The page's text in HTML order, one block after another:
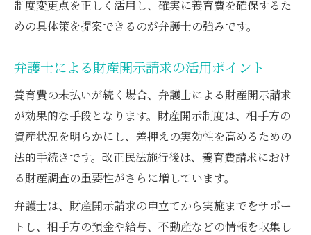
制度変更点を正しく活用し、確実に養育費を確保するた
めの具体策を提案できるのが弁護士の強みです。
弁護士による財産開示請求の活用ポイント
養育費の未払いが続く場合、弁護士による財産開示請求
が効果的な手段となります。財産開示制度は、相手方の
資産状況を明らかにし、差押えの実効性を高めるための
法的手続きです。改正民法施行後は、養育費請求におけ
る財産調査の重要性がさらに増しています。
弁護士は、財産開示請求の申立てから実施までをサポー
トし、相手方の預金や給与、不動産などの情報を収集し